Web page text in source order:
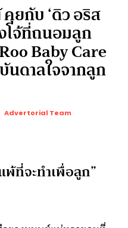
ยกับ ‘ดิว อริส
โจ้ที่ถนอมลูก
Baby Care
ดาลใจจากลูก
Advertorial Team
พ้ที่จะทำเพื่อลูก”